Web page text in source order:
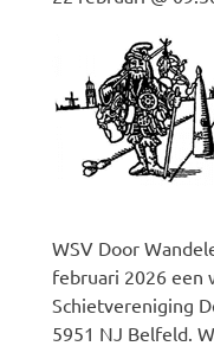
WSV Door
februari 2026 een
Schietvereniging
5951 NJ Belfeld.